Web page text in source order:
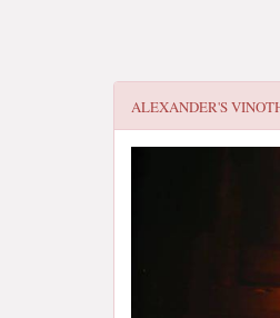
ALEXANDER'S